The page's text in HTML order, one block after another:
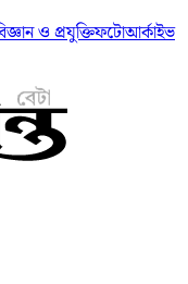
ও প্রযুক্তিফটোআর্কাইভ